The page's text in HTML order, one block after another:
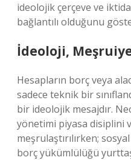
ideolojik çerçeve ve
bağlantılı olduğunu
İdeoloji,
Hesapların borç veya
sadece teknik bir
bir ideolojik mesajdır.
yönetimi piyasa disiplini
meşrulaştırılırken;
borç yükümlülüğü